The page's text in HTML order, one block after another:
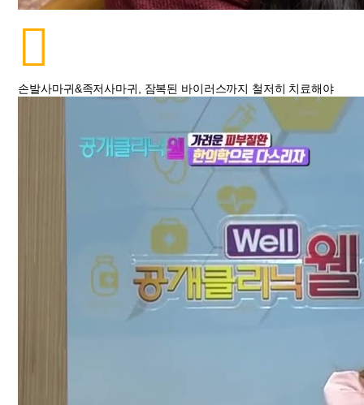
손발사마귀&족저사마귀, 잠복된 바이러스까지 철저히 치료해야